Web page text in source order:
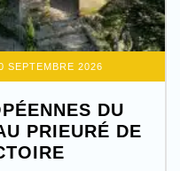
SEPTEMBRE 2026
DU
PRIEURÉ DE